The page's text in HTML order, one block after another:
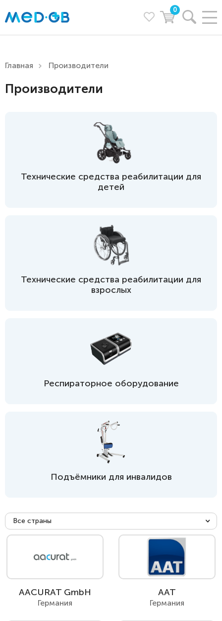
0
Главная Производители
Производители
Технические средства реабилитации для
детей
Технические средства реабилитации для
взрослых
Респираторное оборудование
Подъёмники для инвалидов
Все страны
AACURAT GmbH
Германия
AAT
Германия